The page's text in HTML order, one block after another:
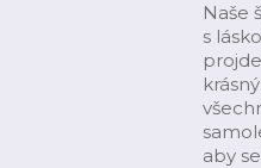
Naše
s
aby